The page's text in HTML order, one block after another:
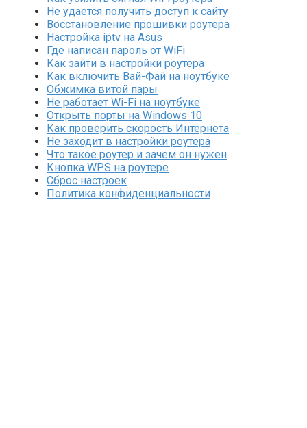
Не удается получить доступ к сайту
Восстановление прошивки роутера
Настройка iptv на Asus
Где написан пароль от WiFi
Как зайти в настройки роутера
Как включить Вай-Фай на ноутбуке
Обжимка витой пары
Не работает Wi-Fi на ноутбуке
Открыть порты на Windows 10
Как проверить скорость Интернета
Не заходит в настройки роутера
Что такое роутер и зачем он нужен
Кнопка WPS на роутере
Сброс настроек
Политика конфиденциальности